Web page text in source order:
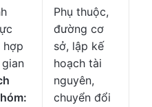
hợp
Phụ thuộc,
đường cơ
sở, lập kế
hoạch tài
nguyên,
chuyển đổi